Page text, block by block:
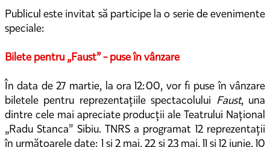
Publicul este invitat să participe la o serie de evenimente
speciale:
Bilete pentru „Faust” - puse în vânzare
În data de 27 martie, la ora 12:00, vor fi puse în vânzare
biletele pentru reprezentațiile spectacolului Faust, una
dintre cele mai apreciate producții ale Teatrului Național
„Radu Stanca” Sibiu. TNRS a programat 12 reprezentații
în următoarele date: 1 și 2 mai, 22 și 23 mai, 11 și 12 iunie, 10